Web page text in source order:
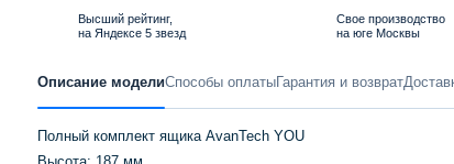
Высший рейтинг,
на Яндексе 5 звезд
Свое производство
на юге Москвы
Описание модели Способы оплатыГарантия и возврат
Полный комплект ящика AvanTech YOU